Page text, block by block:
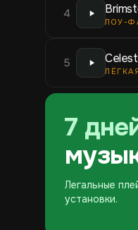
4
ЛОУ-
5
7
Легальные
установки.